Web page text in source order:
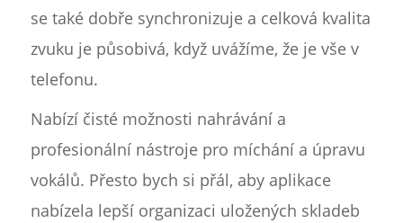
se také dobře synchronizuje a celková kvalita
zvuku je působivá, když uvážíme, že je vše v
telefonu.
Nabízí čisté možnosti nahrávání a
profesionální nástroje pro míchání a úpravu
vokálů. Přesto bych si přál, aby aplikace
nabízela lepší organizaci uložených skladeb